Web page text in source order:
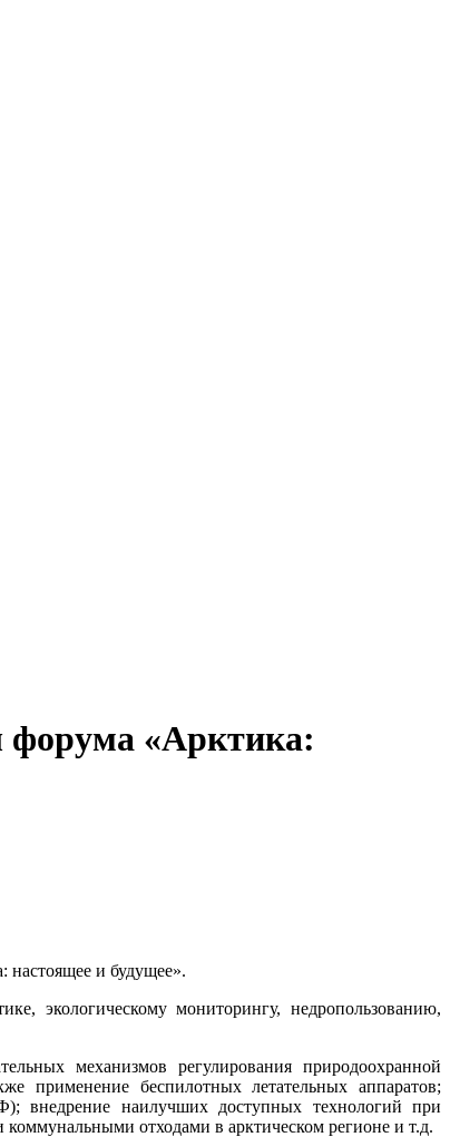
форума «Арктика:
и будущее».
экологическому мониторингу, недропользованию,
механизмов регулирования природоохранной
применение беспилотных летательных аппаратов;
внедрение наилучших доступных технологий при
отходами в арктическом регионе и т.д.